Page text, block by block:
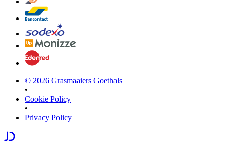
© 2026 Grasmaaiers Goethals
•
Cookie Policy
•
Privacy Policy